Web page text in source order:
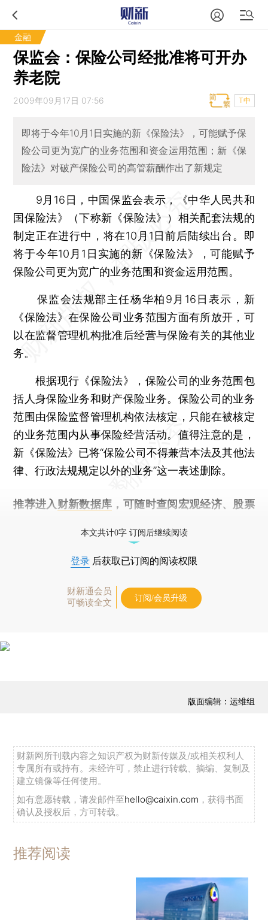
金融
保监会：保险公司经批准将可开办
养老院
2009年09月17日 07:56 T中
即将于今年10月1日实施的新《保险法》，可能赋予保
险公司更为宽广的业务范围和资金运用范围；新《保
险法》对破产保险公司的高管薪酬作出了新规定
9月16日，中国保监会表示，《中华人民共和
国保险法》（下称新《保险法》）相关配套法规的
制定正在进行中，将在10月1日前后陆续出台。即
将于今年10月1日实施的新《保险法》，可能赋予
保险公司更为宽广的业务范围和资金运用范围。
保监会法规部主任杨华柏9月16日表示，新
《保险法》在保险公司业务范围方面有所放开，可
以在监督管理机构批准后经营与保险有关的其他业
务。
根据现行《保险法》，保险公司的业务范围包
括人身保险业务和财产保险业务。保险公司的业务
范围由保险监督管理机构依法核定，只能在被核定
的业务范围内从事保险经营活动。值得注意的是，
新《保险法》已将“保险公司不得兼营本法及其他法
律、行政法规规定以外的业务”这一表述删除。
推荐进入 财新数据库 ，可随时查阅宏观经济、股票
本文共计0字 订阅后继续阅读
登录 后获取已订阅的阅读权限
财新通会员
可畅读全文
订阅/会员升级
版面编辑：运维组
财新网所刊载内容之知识产权为财新传媒及/或相关权利人
专属所有或持有。未经许可，禁止进行转载、摘编、复制及
建立镜像等任何使用。
如有意愿转载，请发邮件至hello@caixin.com ，获得书面
确认及授权后，方可转载。
推荐阅读